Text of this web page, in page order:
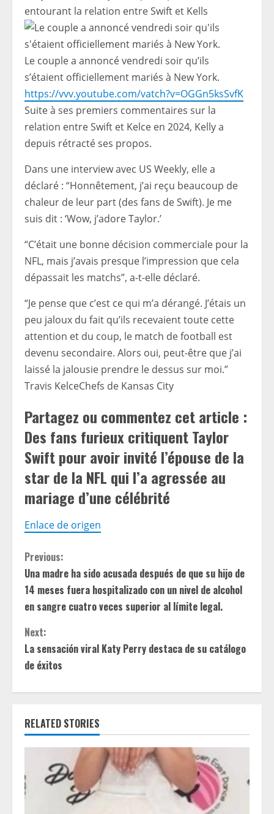
entourant la relation entre Swift et Kells
Le couple a annoncé vendredi soir qu’ils
s’étaient officiellement mariés à New York.
https://vvv.youtube.com/vatch?v=OGGn5ksSvfK
Suite à ses premiers commentaires sur la
relation entre Swift et Kelce en 2024, Kelly a
depuis rétracté ses propos.
Dans une interview avec US Weekly, elle a
déclaré : “Honnêtement, j’ai reçu beaucoup de
chaleur de leur part (des fans de Swift). Je me
suis dit : ‘Wow, j’adore Taylor.’
“C’était une bonne décision commerciale pour la
NFL, mais j’avais presque l’impression que cela
dépassait les matchs”, a-t-elle déclaré.
“Je pense que c’est ce qui m’a dérangé. J’étais un
peu jaloux du fait qu’ils recevaient toute cette
attention et du coup, le match de football est
devenu secondaire. Alors oui, peut-être que j’ai
laissé la jalousie prendre le dessus sur moi.”
Travis KelceChefs de Kansas City
Partagez ou commentez cet article :
Des fans furieux critiquent Taylor
Swift pour avoir invité l’épouse de la
star de la NFL qui l’a agressée au
mariage d’une célébrité
Enlace de origen
C
o
n
t
i
n
u
e
e
Previous:
Una madre ha sido acusada después de que su hijo de
14 meses fuera hospitalizado con un nivel de alcohol
en sangre cuatro veces superior al límite legal.
Next:
La sensación viral Katy Perry destaca de su catálogo
de éxitos
RELATED STORIES